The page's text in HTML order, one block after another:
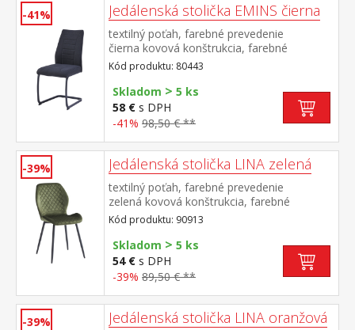
-41% Jedálenská stolička EMINS čierna
textilný poťah, farebné prevedenie
čierna kovová konštrukcia, farebné
prevedenie čierna výška sedu 48
cm odporúčaná nosnosť do 120 kg
Kód produktu: 80443
Skladom > 5 ks
58 € s DPH
-41% 98,50 € **
-39% Jedálenská stolička LINA zelená
textilný poťah, farebné prevedenie
zelená kovová konštrukcia, farebné
prevedenie čierna výška sedu 50
cm odporúčaná nosnosť do 120 kg
Kód produktu: 90913
Skladom > 5 ks
54 € s DPH
-39% 89,50 € **
-39% Jedálenská stolička LINA oranžová